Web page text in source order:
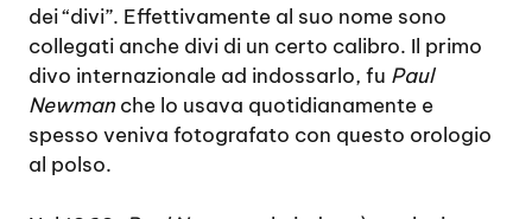
dei “divi”. Effettivamente al suo nome sono
collegati anche divi di un certo calibro. Il primo
divo internazionale ad indossarlo, fu Paul
Newman che lo usava quotidianamente e
spesso veniva fotografato con questo orologio
al polso.